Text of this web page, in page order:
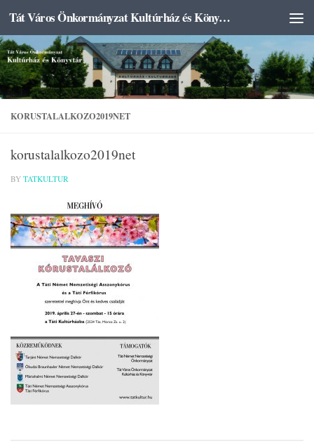
Skip to content Tát Város Önkormányzat Kultúrház és Könyvtár
KORUSTALALKOZO2019NET
korustalalkozo2019net
BY TATKULTUR